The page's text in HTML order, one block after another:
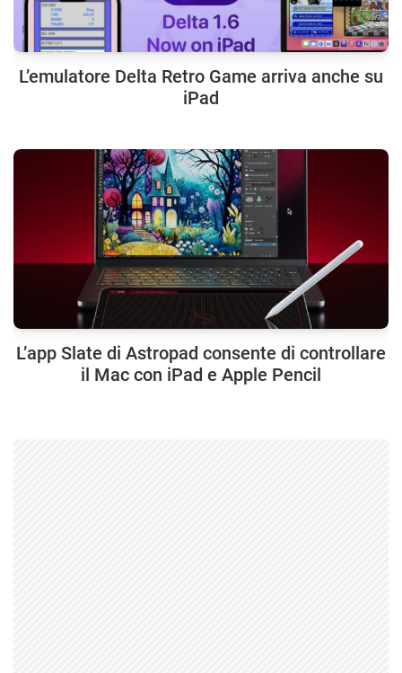
L’emulatore Delta Retro Game arriva anche su
iPad
L’app Slate di Astropad consente di controllare
il Mac con iPad e Apple Pencil